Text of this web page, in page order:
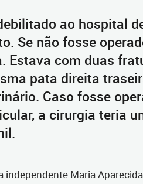
ao hospital
Se não fosse
Estava com duas
pata direita
Caso fosse
a cirurgia teria
independente Maria